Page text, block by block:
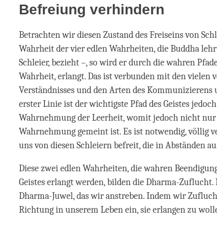
Befreiung verhindern
Betrachten wir diesen Zustand des Freiseins von
Wahrheit der vier edlen Wahrheiten, die Buddha
Schleier, bezieht –, so wird er durch die wahren
Wahrheit, erlangt. Das ist verbunden mit den vielen
Verständnisses und den Arten des Kommunizierens
erster Linie ist der wichtigste Pfad des Geistes
Wahrnehmung der Leerheit, womit jedoch nicht nur
Wahrnehmung gemeint ist. Es ist notwendig, völlig
uns von diesen Schleiern befreit, die in Abständen
Diese zwei edlen Wahrheiten, die wahren
Geistes erlangt werden, bilden die Dharma-
Dharma-Juwel, das wir anstreben. Indem wir
Richtung in unserem Leben ein, sie erlangen zu